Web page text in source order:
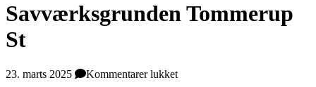
Savværksgrunden Tommerup
St
23. marts 2025 Kommentarer lukkettil